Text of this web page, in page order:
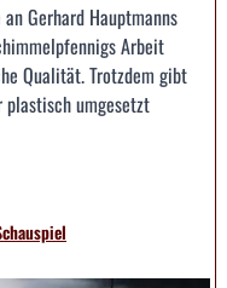
Gerhard Hauptmanns
Arbeit
Qualität. Trotzdem gibt
umgesetzt